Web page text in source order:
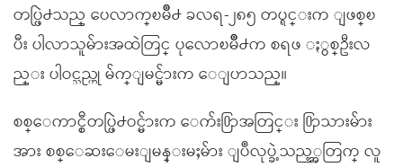
တပ္ဖြဲ႕သည္ ပေလာက္ၿမိဳ႕ ခလရ-၂၈၅ တပ္ရင္းက ျဖစ္ၿ
ပီး ပါလာသူမ်ားအထဲတြင္ ပုေလာၿမိဳ႕က စရဖ ႏွစ္ဦးလ
ည္း ပါဝင္သည္ဟု မ်က္ျမင္မ်ားက ေျပာသည္။
စစ္ေကာင္စီတပ္ဖြဲ႕ဝင္မ်ားက ေက်း႐ြာအတြင္း ႐ြာသားမ်ား
အား စစ္ေဆးေမးျမန္းမႈမ်ား ျပဳလုပ္ခဲ့သည့္အတြက္ လူ